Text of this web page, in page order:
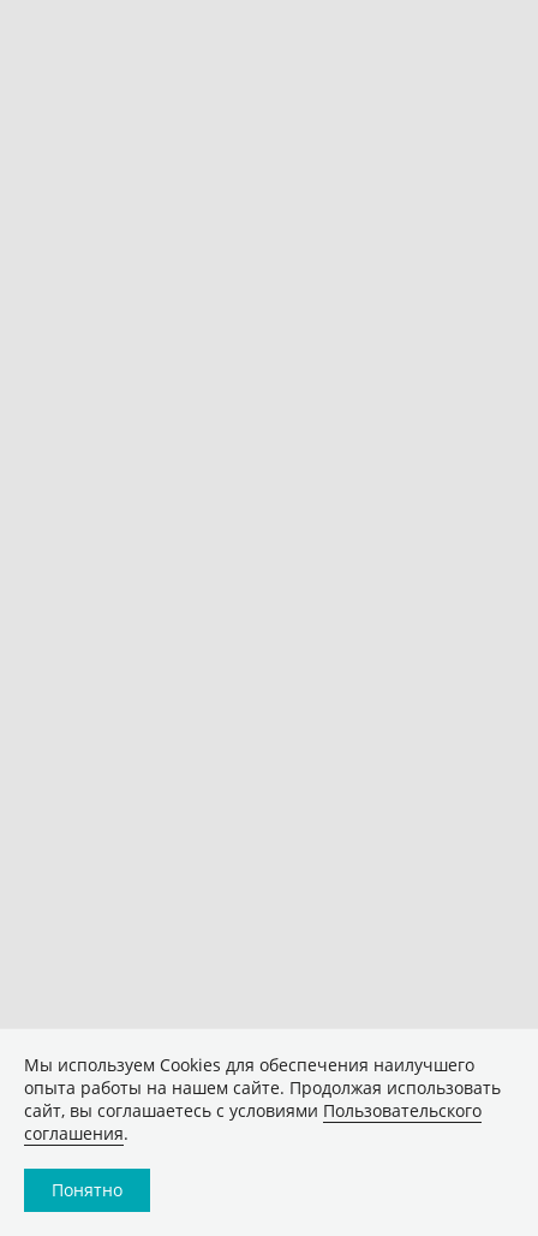
Мы используем Сookies для обеспечения наилучшего
опыта работы на нашем сайте. Продолжая использовать
сайт, вы соглашаетесь с условиями Пользовательского
соглашения.
Понятно